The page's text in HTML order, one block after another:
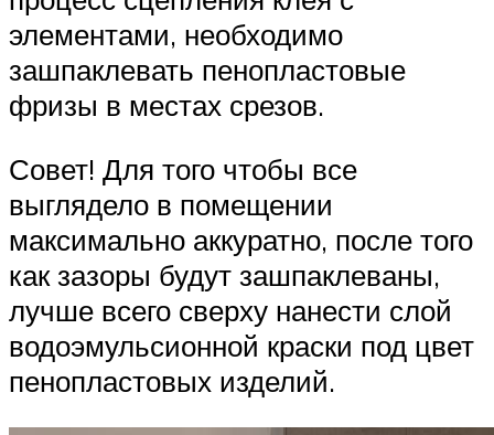
элементами, необходимо
зашпаклевать пенопластовые
фризы в местах срезов.
Совет! Для того чтобы все
выглядело в помещении
максимально аккуратно, после того
как зазоры будут зашпаклеваны,
лучше всего сверху нанести слой
водоэмульсионной краски под цвет
пенопластовых изделий.